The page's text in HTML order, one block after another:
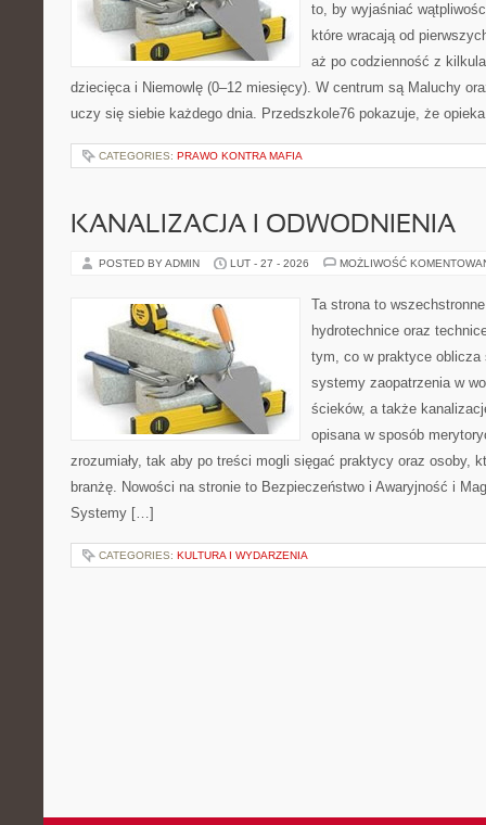
to, by wyjaśniać
które wracają od
aż po codzienność z
dziecięca i Niemowlę (0–12 miesięcy). W centrum są Maluchy
uczy się siebie każdego dnia. Przedszkole76 pokazuje, że
CATEGORIES: PRAWO KONTRA MAFIA
KANALIZACJA I ODWODNIENIA
POSTED BY ADMIN LUT - 27 - 2026 MOŻLIWOŚĆ
Ta strona to
hydrotechnice oraz
tym, co w praktyce
systemy zaopatrzenia w
ścieków, a także
opisana w sposób
zrozumiały, tak aby po treści mogli sięgać praktycy oraz osoby,
branżę. Nowości na stronie to Bezpieczeństwo i Awaryjność i
Systemy […]
CATEGORIES: KULTURA I WYDARZENIA